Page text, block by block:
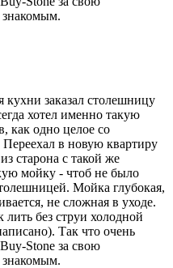
кухни заказал столешницу
хотел именно такую
как одно целое со
Переехал в новую квартиру
старона с такой же
мойку - чтоб не было
Мойка глубокая,
не сложная в уходе.
лить без струи холодной
Так что очень
Stone за свою